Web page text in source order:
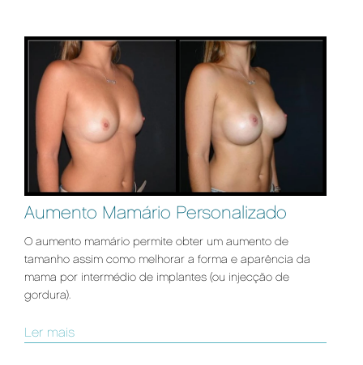
Aumento Mamário Personalizado
O aumento mamário permite obter um aumento de
tamanho assim como melhorar a forma e aparência da
mama por intermédio de implantes (ou injecção de
gordura).
Ler mais